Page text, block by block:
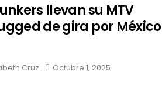
llevan su MTV
de gira por México
Cruz Octubre 1, 2025